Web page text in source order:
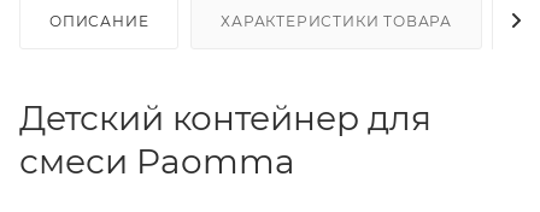
ОПИСАНИЕ ХАРАКТЕРИСТИКИ ТОВАРА
Детский контейнер для
смеси Paomma